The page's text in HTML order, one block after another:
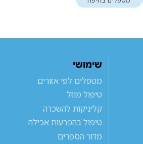
שימושי
מטפלים לפי אזורים
טיפול מוזל
קליניקות להשכרה
טיפול בהפרעות אכילה
מדור הספרים